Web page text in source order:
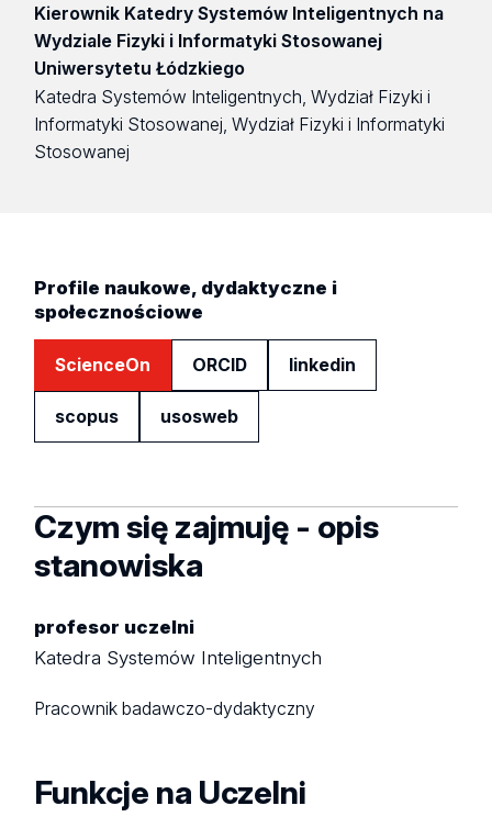
Kierownik Katedry Systemów Inteligentnych na
Wydziale Fizyki i Informatyki Stosowanej
Uniwersytetu Łódzkiego
Katedra Systemów Inteligentnych, Wydział Fizyki i
Informatyki Stosowanej, Wydział Fizyki i Informatyki
Stosowanej
Profile naukowe, dydaktyczne i
społecznościowe
ScienceOn ORCID linkedin
scopus usosweb
Czym się zajmuję - opis
stanowiska
profesor uczelni
Katedra Systemów Inteligentnych
Pracownik badawczo-dydaktyczny
Funkcje na Uczelni